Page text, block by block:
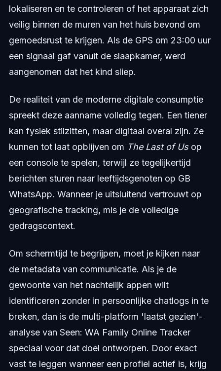
lokaliseren en te controleren of het apparaat zich
veilig binnen de muren van het huis bevond om
gemoedsrust te krijgen. Als de GPS om 23:00 uur
een signaal gaf vanuit de slaapkamer, werd
aangenomen dat het kind sliep.
De realiteit van de moderne digitale consumptie
spreekt deze aanname volledig tegen. Een tiener
kan fysiek stilzitten, maar digitaal overal zijn. Ze
kunnen tot laat opblijven om The Last of Usop
een console te spelen, terwijl ze tegelijkertijd
berichten sturen naar leeftijdsgenoten op GB
WhatsApp. Wanneer je uitsluitend vertrouwt op
geografische tracking, mis je de volledige
gedragscontext.
Om schermtijd te begrijpen, moet je kijken naar
de metadata van communicatie. Als je de
gewoonte van het nachtelijk appen wilt
identificeren zonder in persoonlijke chatlogs in te
breken, dan is de multi-platform 'laatst gezien'-
analyse van Seen: WA Family Online Tracker
speciaal voor dat doel ontworpen. Door exact
vast te leggen wanneer een profiel actief is, krijg